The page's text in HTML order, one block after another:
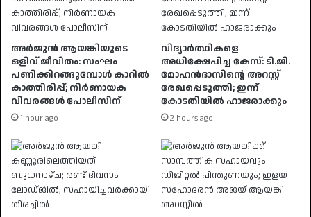
അർജുൻ ആയങ്കിയുടെ
ഒളിവ് ജീവിതം: സംഘം
പണിക്കിറങ്ങുമ്പോൾ കാറിൽ
കാത്തിരിപ്പ്; നിർണായക
വിവരങ്ങൾ പോലീസിന്
1 hour ago
വിദ്യാർത്ഥികളെ
അധിക്ഷേപിച്ച കേസ്: ടി.ജി.
മോഹൻദാസിന്റെ അറസ്റ്റ്
രേഖപ്പെടുത്തി; ഇന്ന്
കോടതിയിൽ ഹാജരാക്കും
2 hours ago